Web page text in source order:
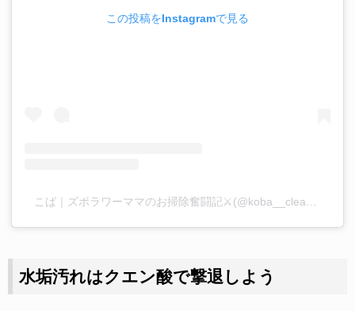
この投稿をInstagramで見る
水垢汚れはクエン酸で撃退しよう